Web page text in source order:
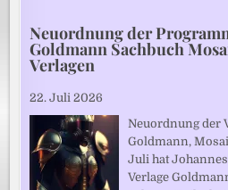
Neuordnung der
Goldmann Sachbuch
Verlagen
22. Juli 2026
Neuordnung der
Goldmann,
Juli hat
Verlage